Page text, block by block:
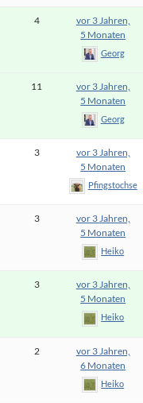
4
vor 3 Jahren,
5 Monaten
Georg
11
vor 3 Jahren,
5 Monaten
Georg
3
vor 3 Jahren,
5 Monaten
Pfingstochse
3
vor 3 Jahren,
5 Monaten
Heiko
3
vor 3 Jahren,
5 Monaten
Heiko
2
vor 3 Jahren,
6 Monaten
Heiko